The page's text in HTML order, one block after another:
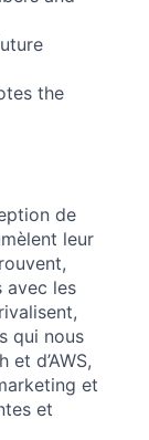
the
de
leur
avec les
qui nous
d’AWS,
et
et